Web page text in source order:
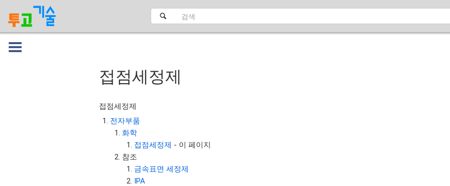
접점세정제
접점세정제
전자부품
화학
접점세정제 - 이 페이지
참조
금속표면 세정제
IPA